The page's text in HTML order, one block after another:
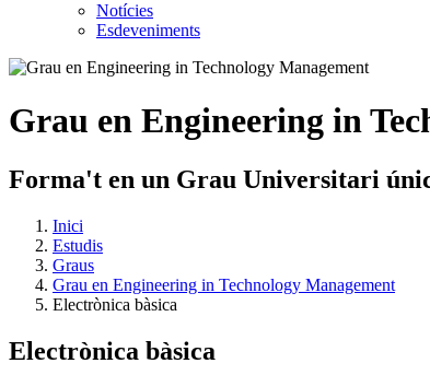
Notícies
Esdeveniments
Grau en Engineering in
Forma't en un Grau Universitari
Inici
Estudis
Graus
Grau en Engineering in Technology Management
Electrònica bàsica
Electrònica bàsica